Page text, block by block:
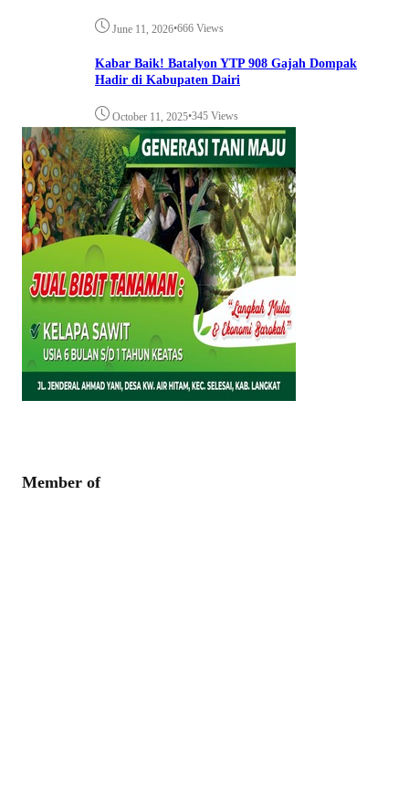
June 11, 2026•666 Views
Kabar Baik! Batalyon YTP 908 Gajah Dompak
Hadir di Kabupaten Dairi
October 11, 2025•345 Views
Member of